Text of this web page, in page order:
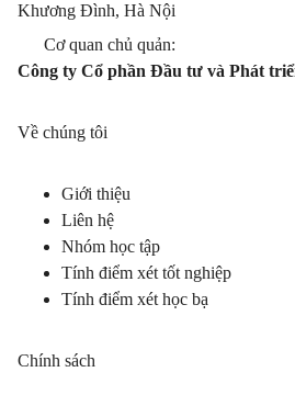
Khương Đình, Hà Nội
Cơ quan chủ quản:
Công ty Cổ phần Đầu tư và Phát
Về chúng tôi
Giới thiệu
Liên hệ
Nhóm học tập
Tính điểm xét tốt nghiệp
Tính điểm xét học bạ
Chính sách